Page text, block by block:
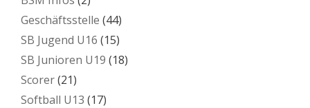
Geschäftsstelle (44)
SB Jugend U16 (15)
SB Junioren U19 (18)
Scorer(21)
Softball U13 (17)